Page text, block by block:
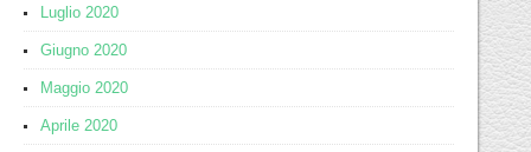
Luglio 2020
Giugno 2020
Maggio 2020
Aprile 2020